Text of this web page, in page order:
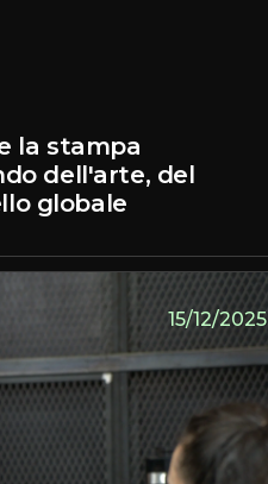
la stampa
dell'arte, del
globale
15/12/2025